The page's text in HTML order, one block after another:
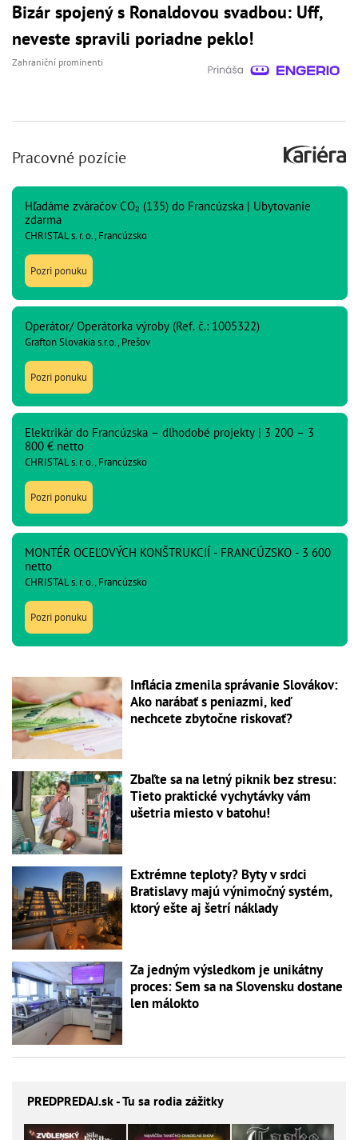
Bizár spojený s Ronaldovou svadbou: Uff,
neveste spravili poriadne peklo!
Zahraniční prominenti
Pracovné pozície
Hľadáme zváračov CO₂ (135) do Francúzska | Ubytovanie
zdarma
CHRISTAL s. r. o., Francúzsko
Pozri ponuku
Operátor/ Operátorka výroby (Ref. č.: 1005322)
Grafton Slovakia s.r.o., Prešov
Pozri ponuku
Elektrikár do Francúzska – dlhodobé projekty | 3 200 – 3
800 € netto
CHRISTAL s. r. o., Francúzsko
Pozri ponuku
MONTÉR OCEĽOVÝCH KONŠTRUKCIÍ - FRANCÚZSKO - 3 600
netto
CHRISTAL s. r. o., Francúzsko
Pozri ponuku
Inflácia zmenila správanie Slovákov:
Ako narábať s peniazmi, keď
nechcete zbytočne riskovať?
Zbaľte sa na letný piknik bez stresu:
Tieto praktické vychytávky vám
ušetria miesto v batohu!
Extrémne teploty? Byty v srdci
Bratislavy majú výnimočný systém,
ktorý ešte aj šetrí náklady
Za jedným výsledkom je unikátny
proces: Sem sa na Slovensku dostane
len málokto
PREDPREDAJ.sk - Tu sa rodia zážitky